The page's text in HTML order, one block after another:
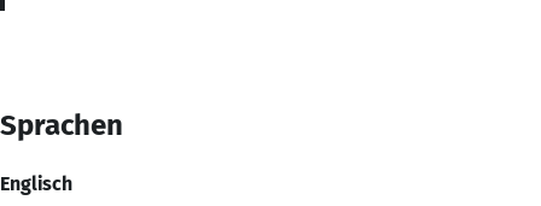
Sprachen
Englisch